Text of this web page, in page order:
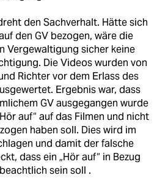
den Sachverhalt. Hätte sich
den GV bezogen, wäre die
Vergewaltigung sicher keine
Die Videos wurden von
Richter vor dem Erlass des
Ergebnis war, dass
GV ausgegangen wurde
auf“ auf das Filmen und nicht
haben soll. Dies wird im
und damit der falsche
dass ein „Hör auf“ in Bezug
sein soll .